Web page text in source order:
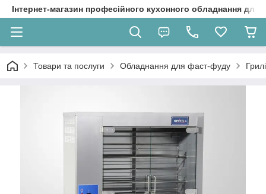
Інтернет-магазин професійного кухонного обладнання
Товари та послуги Обладнання для фаст-фуду